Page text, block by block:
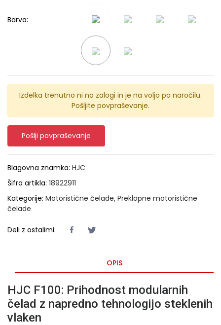
Barva:
Izdelka trenutno ni na zalogi in je na voljo po naročilu.
Pošljite povpraševanje.
Pošlji povpraševanje
Blagovna znamka: HJC
Šifra artikla: 18922911
Kategorije: Motoristične čelade, Preklopne motoristične
čelade
Deli z ostalimi:
OPIS
HJC F100: Prihodnost modularnih
čelad z napredno tehnologijo steklenih
vlaken